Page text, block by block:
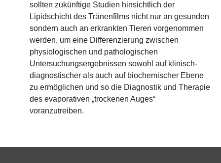
sollten zukünftige Studien hinsichtlich der
Lipidschicht des Tränenfilms nicht nur an gesunden
sondern auch an erkrankten Tieren vorgenommen
werden, um eine Differenzierung zwischen
physiologischen und pathologischen
Untersuchungsergebnissen sowohl auf klinisch-
diagnostischer als auch auf biochemischer Ebene
zu ermöglichen und so die Diagnostik und Therapie
des evaporativen „trockenen Auges“
voranzutreiben.